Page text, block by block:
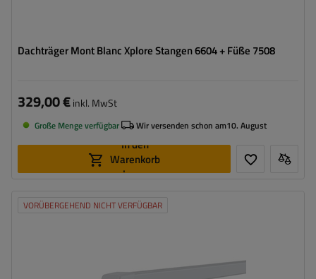
Dachträger Mont Blanc Xplore Stangen 6604 + Füße 7508
329,00 €inkl. MwSt
Große Menge verfügbar Wir versenden schon am10. August
In den
Warenkorb
legen
VORÜBERGEHEND NICHT VERFÜGBAR